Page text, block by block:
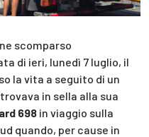
scomparso
di ieri, lunedì 7 luglio, il
la vita a seguito di un
in sella alla sua
698 in viaggio sulla
quando, per cause in